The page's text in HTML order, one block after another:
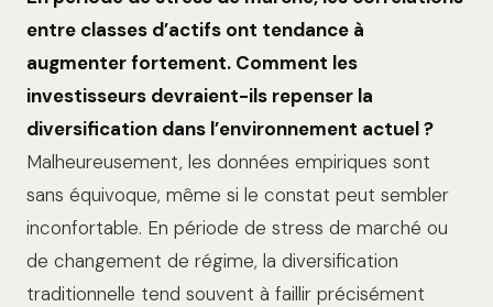
entre classes d’actifs ont tendance à
augmenter fortement. Comment les
investisseurs devraient-ils repenser la
diversification dans l’environnement actuel ?
Malheureusement, les données empiriques sont
sans équivoque, même si le constat peut sembler
inconfortable. En période de stress de marché ou
de changement de régime, la diversification
traditionnelle tend souvent à faillir précisément